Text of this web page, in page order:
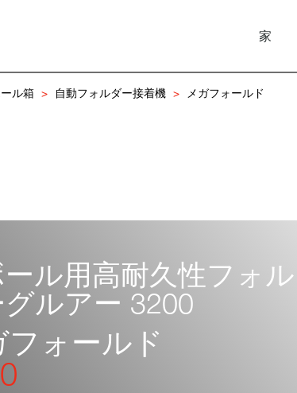
家
ル箱 自動フォルダー接着機 メガフォールド
ル用高耐久性フォル
グルアー 3200
フォールド